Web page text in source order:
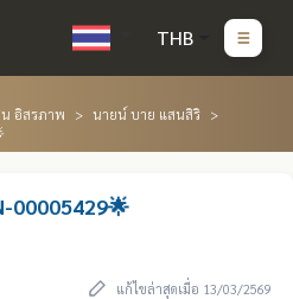
THB
อิสรภาพ
นายน์ บาย แสนสิริ
00005429🌟
แก้ไขล่าสุดเมื่อ 13/03/2569